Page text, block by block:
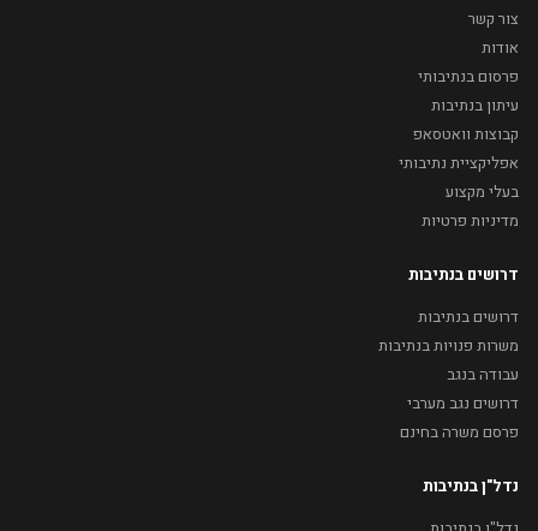
צור קשר
אודות
פרסום בנתיבותי
עיתון בנתיבות
קבוצות וואטסאפ
אפליקציית נתיבותי
בעלי מקצוע
מדיניות פרטיות
דרושים בנתיבות
דרושים בנתיבות
משרות פנויות בנתיבות
עבודה בנגב
דרושים נגב מערבי
פרסם משרה בחינם
נדל"ן בנתיבות